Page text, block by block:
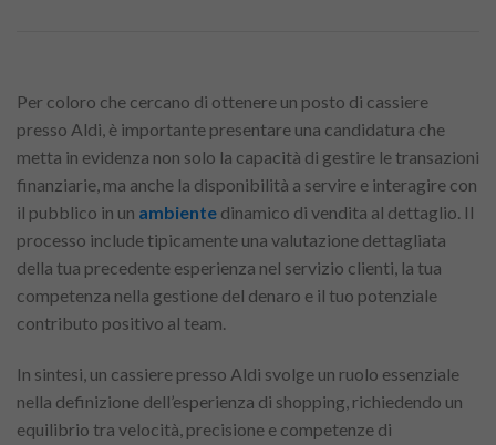
Per coloro che cercano di ottenere un posto di cassiere
presso Aldi, è importante presentare una candidatura che
metta in evidenza non solo la capacità di gestire le transazioni
finanziarie, ma anche la disponibilità a servire e interagire con
il pubblico in un ambiente dinamico di vendita al dettaglio. Il
processo include tipicamente una valutazione dettagliata
della tua precedente esperienza nel servizio clienti, la tua
competenza nella gestione del denaro e il tuo potenziale
contributo positivo al team.
In sintesi, un cassiere presso Aldi svolge un ruolo essenziale
nella definizione dell’esperienza di shopping, richiedendo un
equilibrio tra velocità, precisione e competenze di